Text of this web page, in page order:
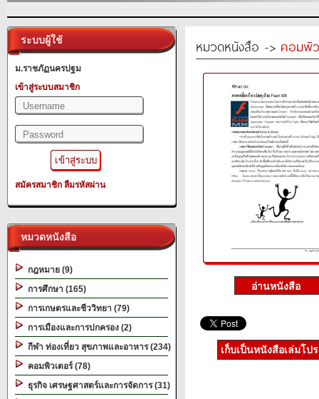
ระบบผู้ใช้
ม.ราชภัฏนครปฐม
เข้าสู่ระบบสมาชิก
สมัครสมาชิก ลืมรหัสผ่าน
หมวดหนังสือ
กฎหมาย (9)
การศึกษา (165)
การเกษตรและชีววิทยา (79)
การเมืองและการปกครอง (2)
กีฬา ท่องเที่ยว สุขภาพและอาหาร (234)
คอมพิวเตอร์ (78)
ธุรกิจ เศรษฐศาสตร์และการจัดการ (31)
หมวดหนังสือ -> คอมพิ
เก็บเป็นหนังสือเล่มโป